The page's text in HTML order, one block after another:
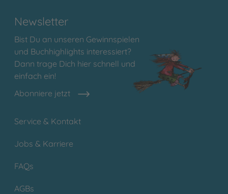
Newsletter
Bist Du an unseren Gewinnspielen
und Buchhighlights interessiert?
Dann trage Dich hier schnell und
einfach ein!
Abonniere jetzt
Service & Kontakt
Jobs & Karriere
FAQs
AGBs